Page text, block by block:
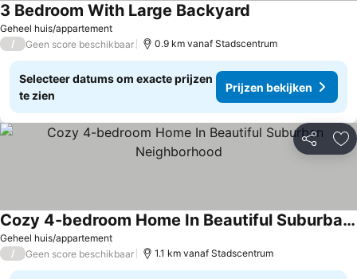
Geheel huis/appartement
3 Bedroom With Large Backyard
/ Geen score beschikbaar 0.9 km vanaf Stadscentrum
Selecteer datums om exacte prijzen
te zien
Prijzen bekijken
Delen
Geheel huis/appartement
Cozy 4-bedroom Home In Beautiful Suburban Neighborhood
/ Geen score beschikbaar 1.1 km vanaf Stadscentrum